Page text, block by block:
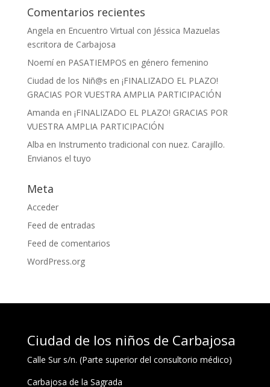
Comentarios recientes
Angela en Encuentro Virtual con Jéssica Mazuelas
escritora de Carbajosa
Noemíen PASATIEMPOS en género femenino
Ciudad de los Niñ@s en ¡FINALIZADO EL PLAZO!
GRACIAS POR VUESTRA AMPLIA PARTICIPACIÓN
Amanda en ¡FINALIZADO EL PLAZO! GRACIAS POR
VUESTRA AMPLIA PARTICIPACIÓN
Alba en Instrumento tradicional con nuez. Carajillo.
Envianos el tuyo
Meta
Acceder
Feed de entradas
Feed de comentarios
WordPress.org
Ciudad de los niños de Carbajosa
Calle Sur s/n. (Parte superior del consultorio médico)
Carbajosa de la Sagrada